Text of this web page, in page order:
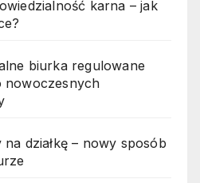
karna – jak
biurka regulowane
nowoczesnych
działkę – nowy sposób